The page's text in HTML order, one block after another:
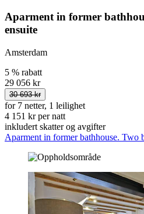
Aparment in former
ensuite
Amsterdam
5 % rabatt
29 056 kr
30 693 kr
for 7 netter, 1 leilighet
4 151 kr per natt
inkludert skatter og avgifter
Aparment in former bathhouse. Two